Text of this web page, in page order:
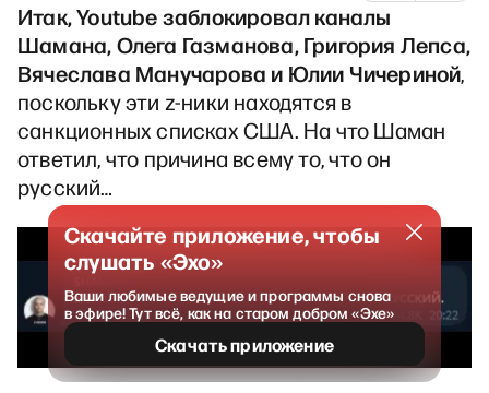
Итак, Youtube заблокировал каналы
Шамана, Олега Газманова, Григория Лепса,
Вячеслава Манучарова и Юлии Чичериной,
поскольку эти z-ники находятся в
санкционных списках США. На что Шаман
ответил, что причина всему то, что он
русский…
Скачайте приложение, чтобы
слушать «Эхо»
Ваши любимые ведущие и программы снова
в эфире! Тут всё, как на старом добром «Эхе»
Скачать приложение